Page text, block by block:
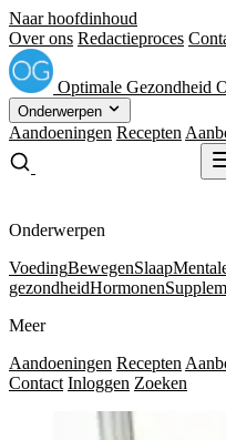
Naar hoofdinhoud
Over ons Redactieproces
Optimale Gezondheid
Onderwerpen
Aandoeningen Recepten
Onderwerpen
VoedingBewegenSlaap
gezondheidHormonen
Meer
Aandoeningen Recepten
Contact Inloggen Zoeken